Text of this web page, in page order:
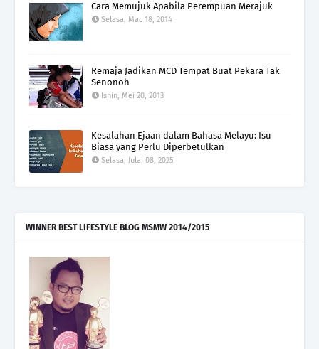
Cara Memujuk Apabila Perempuan Merajuk
Selasa, Mac 18, 2014
Remaja Jadikan MCD Tempat Buat Pekara Tak
Senonoh
Isnin, Mei 20, 2013
Kesalahan Ejaan dalam Bahasa Melayu: Isu
Biasa yang Perlu Diperbetulkan
Selasa, Julai 08, 2025
WINNER BEST LIFESTYLE BLOG MSMW 2014/2015